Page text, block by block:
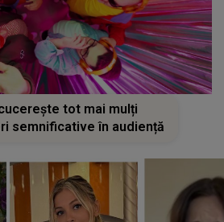
tot mai mulți
semnificative în audiență